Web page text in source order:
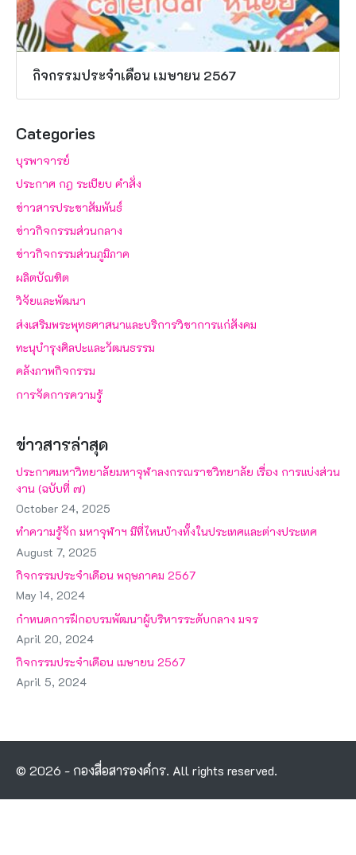
กิจกรรมประจำเดือน เมษายน 2567
Categories
บุรพาจารย์
ประกาศ กฎ ระเบียบ คำสั่ง
ข่าวสารประชาสัมพันธ์
ข่าวกิจกรรมส่วนกลาง
ข่าวกิจกรรมส่วนภูมิภาค
ผลิตบัณฑิต
วิจัยและพัฒนา
ส่งเสริมพระพุทธศาสนาและบริการวิชาการแก่สังคม
ทะนุบำรุงศิลปะและวัฒนธรรม
คลังภาพกิจกรรม
การจัดการความรู้
ข่าวสารล่าสุด
ประกาศมหาวิทยาลัยมหาจุฬาลงกรณราชวิทยาลัย เรื่อง การแบ่งส่วน
งาน (ฉบับที่ ๗)
October 24, 2025
ทำความรู้จัก มหาจุฬาฯ มีที่ไหนบ้างทั้งในประเทศและต่างประเทศ
August 7, 2025
กิจกรรมประจำเดือน พฤษภาคม 2567
May 14, 2024
กำหนดการฝึกอบรมพัฒนาผู้บริหารระดับกลาง มจร
April 20, 2024
กิจกรรมประจำเดือน เมษายน 2567
April 5, 2024
© 2026 - กองสื่อสารองค์กร. All rights reserved.